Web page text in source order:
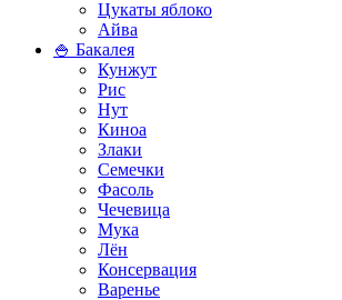
Цукаты яблоко
Айва
🍚 Бакалея
Кунжут
Рис
Нут
Киноа
Злаки
Семечки
Фасоль
Чечевица
Мука
Лён
Консервация
Варенье